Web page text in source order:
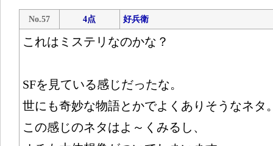
No.57 4点 好兵衛
これはミステリなのかな？
SFを見ている感じだったな。
世にも奇妙な物語とかでよくありそうなネタ
この感じのネタはよ～くみるし、